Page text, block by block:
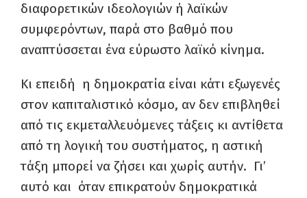
διαφορετικών ιδεολογιών ή λαϊκών
συμφερόντων, παρά στο βαθμό που
αναπτύσσεται ένα εύρωστο λαϊκό κίνημα.
Κι επειδή η δημοκρατία είναι κάτι εξωγενές
στον καπιταλιστικό κόσμο, αν δεν επιβληθεί
από τις εκμεταλλευόμενες τάξεις κι αντίθετα
από τη λογική του συστήματος, η αστική
τάξη μπορεί να ζήσει και χωρίς αυτήν. Γι’
αυτό και όταν επικρατούν δημοκρατικά